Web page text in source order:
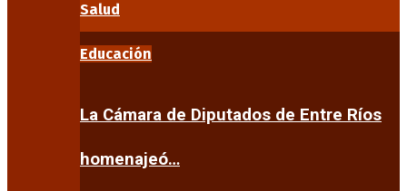
Salud
Educación
La Cámara de Diputados de Entre Ríos
homenajeó…